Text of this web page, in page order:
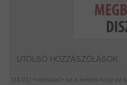
UTOLSÓ HOZZÁSZÓLÁSOK
[11:01] <vizimajac> az a kerdes hogy ez